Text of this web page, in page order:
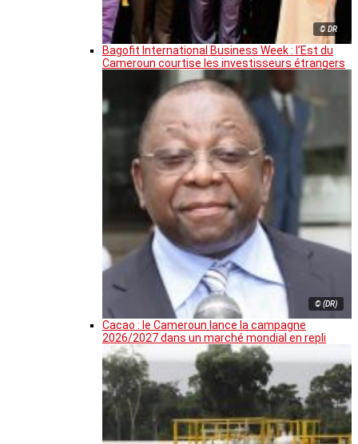
© DR
Bagofit International Business Week : l’Est du
Cameroun courtise les investisseurs étrangers
© (DR)
Cacao : le Cameroun lance la campagne
2026/2027 dans un marché mondial en repli